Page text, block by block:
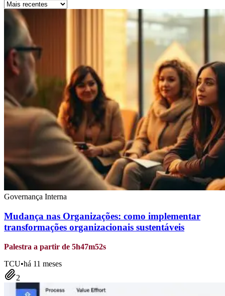
Governança Interna
Mudança nas Organizações: como implementar
transformações organizacionais sustentáveis
Palestra a partir de 5h47m52s
TCU•há 11 meses
2